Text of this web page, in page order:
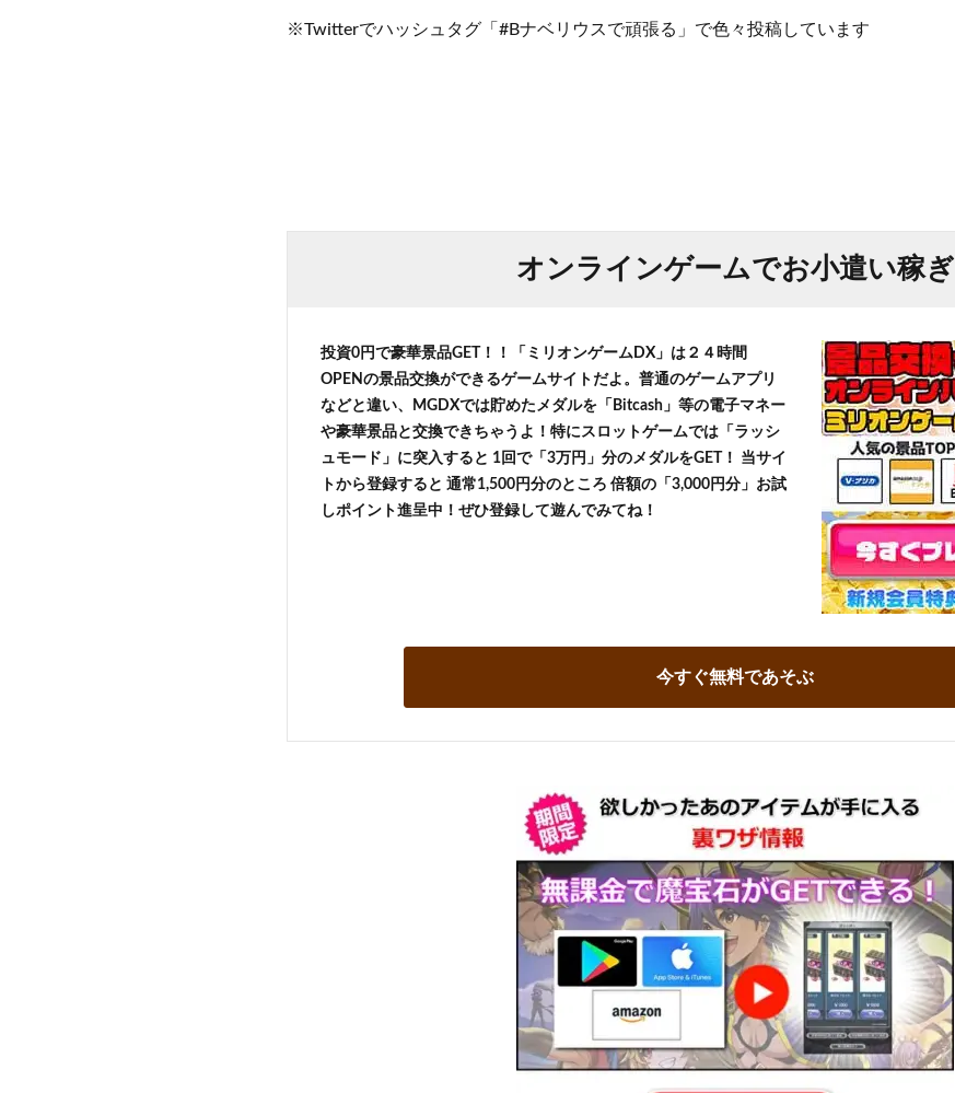
※Twitterでハッシュタグ「#Bナベリウスで頑張る」で色々投稿しています
オンラインゲームでお小遣い稼ぎ
投資0円で豪華景品GET！！「ミリオンゲームDX」は２４時間
OPENの景品交換ができるゲームサイトだよ。普通のゲームアプリ
などと違い、MGDXでは貯めたメダルを「Bitcash」等の電子マネー
や豪華景品と交換できちゃうよ！特にスロットゲームでは「ラッシ
ュモード」に突入すると 1回で「3万円」分のメダルをGET！ 当サイ
トから登録すると 通常1,500円分のところ 倍額の「3,000円分」お試
しポイント進呈中！ぜひ登録して遊んでみてね！
今すぐ無料であそぶ